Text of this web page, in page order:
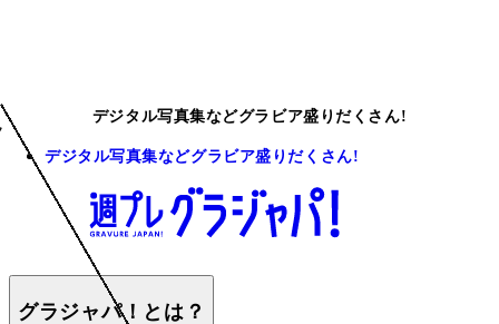
デジタル写真集などグラビア盛りだくさん!
デジタル写真集などグラビア盛りだくさん!
グラジャパ！とは？